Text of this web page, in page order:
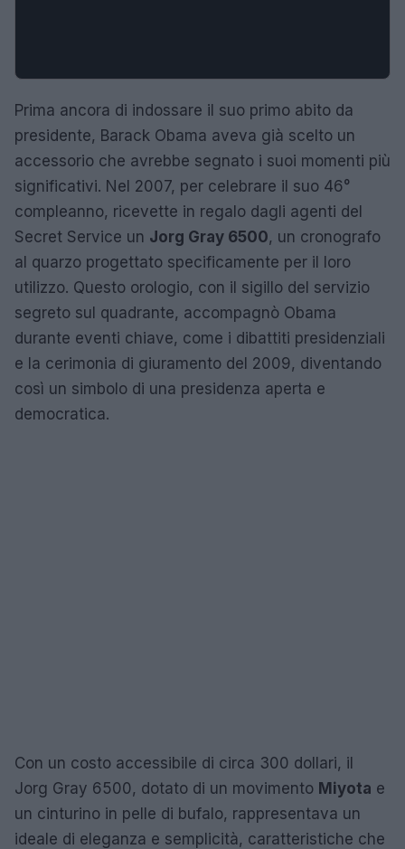
Prima ancora di indossare il suo primo abito da
presidente, Barack Obama aveva già scelto un
accessorio che avrebbe segnato i suoi momenti più
significativi. Nel 2007, per celebrare il suo 46°
compleanno, ricevette in regalo dagli agenti del
Secret Service un Jorg Gray 6500, un cronografo
al quarzo progettato specificamente per il loro
utilizzo. Questo orologio, con il sigillo del servizio
segreto sul quadrante, accompagnò Obama
durante eventi chiave, come i dibattiti presidenziali
e la cerimonia di giuramento del 2009, diventando
così un simbolo di una presidenza aperta e
democratica.
Con un costo accessibile di circa 300 dollari, il
Jorg Gray 6500, dotato di un movimento Miyota e
un cinturino in pelle di bufalo, rappresentava un
ideale di eleganza e semplicità, caratteristiche che